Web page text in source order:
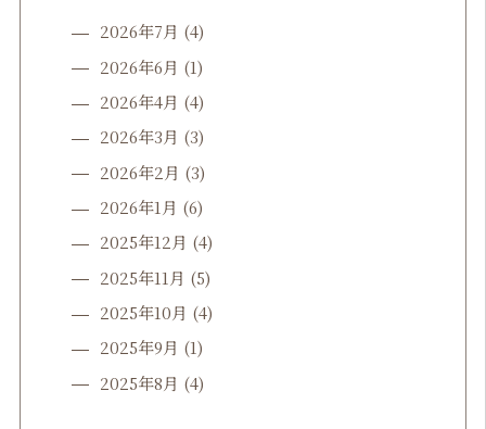
2026年7月 (4)
2026年6月 (1)
2026年4月 (4)
2026年3月 (3)
2026年2月 (3)
2026年1月 (6)
2025年12月 (4)
2025年11月 (5)
2025年10月 (4)
2025年9月 (1)
2025年8月 (4)